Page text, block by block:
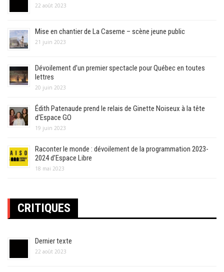
22 août 2023
Mise en chantier de La Caserne – scène jeune public
21 juin 2023
Dévoilement d’un premier spectacle pour Québec en toutes
lettres
20 juin 2023
Édith Patenaude prend le relais de Ginette Noiseux à la tête
d’Espace GO
19 juin 2023
Raconter le monde : dévoilement de la programmation 2023-
2024 d’Espace Libre
18 mai 2023
CRITIQUES
Dernier texte
22 août 2023